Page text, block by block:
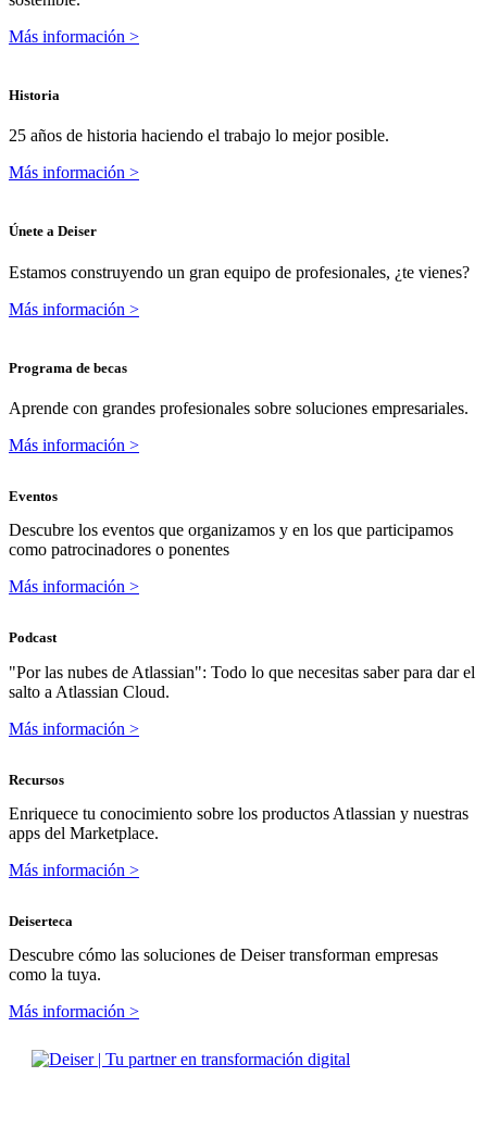
Más información >
Historia
25 años de historia haciendo el trabajo lo mejor posible.
Más información >
Únete a Deiser
Estamos construyendo un gran equipo de profesionales, ¿te vienes?
Más información >
Programa de becas
Aprende con grandes profesionales sobre soluciones empresariales.
Más información >
Eventos
Descubre los eventos que organizamos y en los que participamos
como patrocinadores o ponentes
Más información >
Podcast
"Por las nubes de Atlassian": Todo lo que necesitas saber para dar el
salto a Atlassian Cloud.
Más información >
Recursos
Enriquece tu conocimiento sobre los productos Atlassian y nuestras
apps del Marketplace.
Más información >
Deiserteca
Descubre cómo las soluciones de Deiser transforman empresas
como la tuya.
Más información >